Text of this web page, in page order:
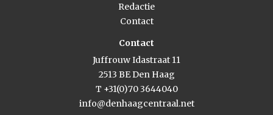
Redactie
Contact
Contact
Juffrouw Idastraat 11
2513 BE Den Haag
T +31(0)70 3644040
info@denhaagcentraal.net